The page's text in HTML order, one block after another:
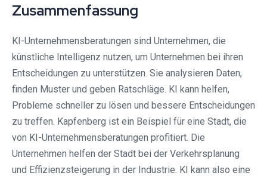
Zusammenfassung
KI-Unternehmensberatungen sind Unternehmen, die
künstliche Intelligenz nutzen, um Unternehmen bei ihren
Entscheidungen zu unterstützen. Sie analysieren Daten,
finden Muster und geben Ratschläge. KI kann helfen,
Probleme schneller zu lösen und bessere Entscheidungen
zu treffen. Kapfenberg ist ein Beispiel für eine Stadt, die
von KI-Unternehmensberatungen profitiert. Die
Unternehmen helfen der Stadt bei der Verkehrsplanung
und Effizienzsteigerung in der Industrie. KI kann also eine